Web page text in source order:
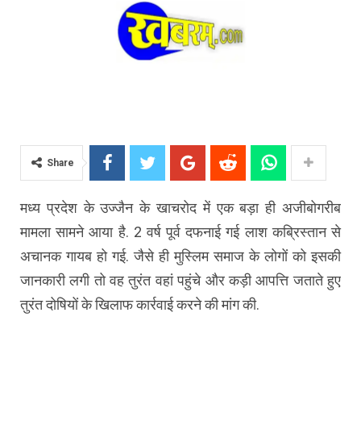
Share
मध्य प्रदेश के उज्जैन के खाचरोद में एक बड़ा ही अजीबोगरीब
मामला सामने आया है. 2 वर्ष पूर्व दफनाई गई लाश कब्रिस्तान से
अचानक गायब हो गई. जैसे ही मुस्लिम समाज के लोगों को इसकी
जानकारी लगी तो वह तुरंत वहां पहुंचे और कड़ी आपत्ति जताते हुए
तुरंत दोषियों के खिलाफ कार्रवाई करने की मांग की.